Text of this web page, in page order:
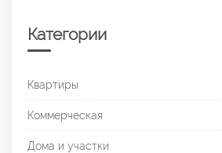
Категории
Квартиры
Коммерческая
Дома и участки